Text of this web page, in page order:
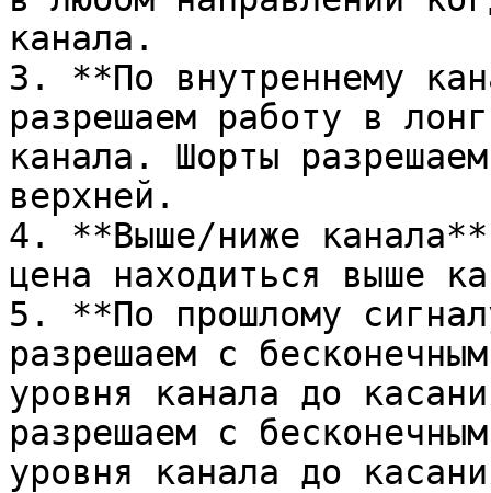
канала.
3. **По внутреннему
разрешаем работу в
канала. Шорты
верхней.
4. **Выше/ниже
цена находиться выше
5. **По прошлому
разрешаем с
уровня канала до
разрешаем с
уровня канала до